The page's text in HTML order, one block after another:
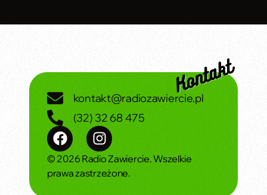
kontakt@radiozawiercie.pl
(32) 32 68 475
© 2026 Radio Zawiercie. Wszelkie
prawa zastrzeżone.